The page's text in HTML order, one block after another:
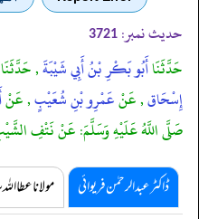
حدیث نمبر: 3721
حَدَّثَنَاأَبُو بَكْرِ بْنُ أَبِي شَيْبَةَ, حَدَّثَنَا
إِسْحَاق, عَنْعَمْرِو بْنِ شُعَيْبٍ, عَنْ
صَلَّى اللَّهُ عَلَيْهِ وَسَلَّمَ: عَنْ نَتْفِ
ڈاکٹر عبدالرحمٰن فریوائی مولانا عطا